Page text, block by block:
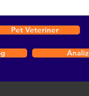
Pet Veteriner
Analiz